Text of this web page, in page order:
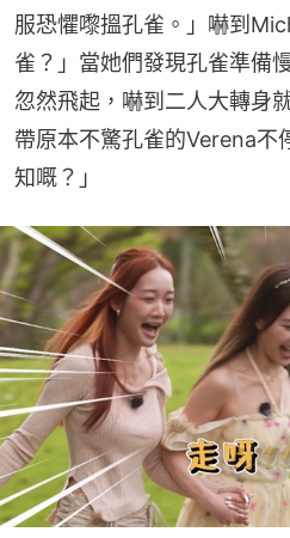
服恐懼嚟搵孔雀。」嚇到
雀？」當她們發現孔雀準備
忽然飛起，嚇到二人大轉身
帶原本不驚孔雀的Verena不
知嘅？」